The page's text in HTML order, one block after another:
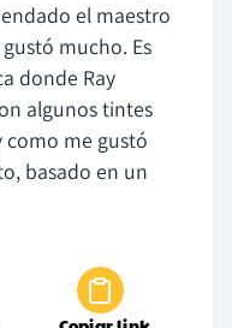
el maestro
mucho. Es
donde Ray
algunos tintes
como me gustó
basado en un